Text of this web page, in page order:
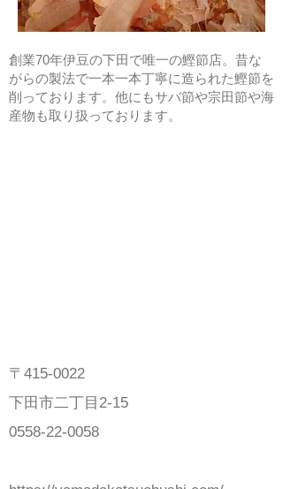
創業70年伊豆の下田で唯一の鰹節店。昔な
がらの製法で一本一本丁寧に造られた鰹節を
削っております。他にもサバ節や宗田節や海
産物も取り扱っております。
〒415-0022
下田市二丁目2-15
0558-22-0058